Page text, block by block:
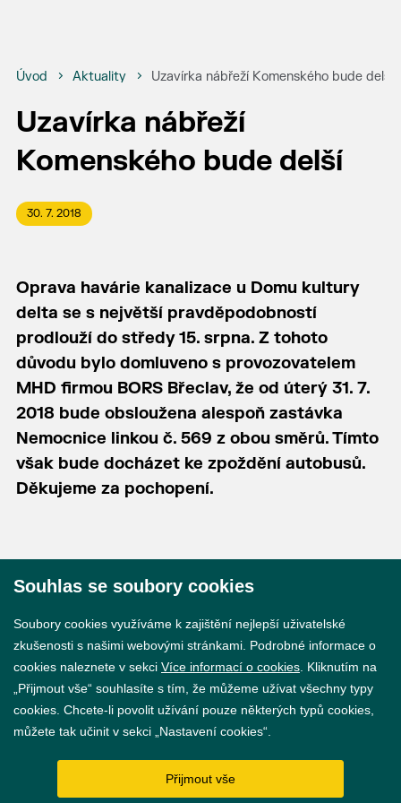
Úvod Aktuality Uzavírka nábřeží Komenského bude delší
Uzavírka nábřeží
Komenského bude delší
30. 7. 2018
Oprava havárie kanalizace u Domu kultury
delta se s největší pravděpodobností
prodlouží do středy 15. srpna. Z tohoto
důvodu bylo domluveno s provozovatelem
MHD firmou BORS Břeclav, že od úterý 31. 7.
2018 bude obsloužena alespoň zastávka
Nemocnice linkou č. 569 z obou směrů. Tímto
však bude docházet ke zpoždění autobusů.
Děkujeme za pochopení.
GDPR
Nastavení cookies
Souhlas se soubory cookies
Soubory cookies využíváme k zajištění nejlepší uživatelské
zkušenosti s našimi webovými stránkami. Podrobné informace o
cookies naleznete v sekci Více informací o cookies . Kliknutím na
„Přijmout vše“ souhlasíte s tím, že můžeme užívat všechny typy
cookies. Chcete-li povolit užívání pouze některých typů cookies,
můžete tak učinit v sekci „Nastavení cookies“.
Přijmout vše